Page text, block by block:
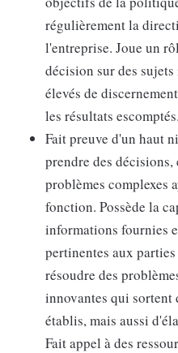
régulièrement la
l'entreprise. Joue un
décision sur des
élevés de
les résultats escomptés.
Fait preuve d'un haut
prendre des décisions,
problèmes complexes
fonction. Possède la
informations fournies
pertinentes aux
résoudre des
innovantes qui sortent
établis, mais aussi
Fait appel à des